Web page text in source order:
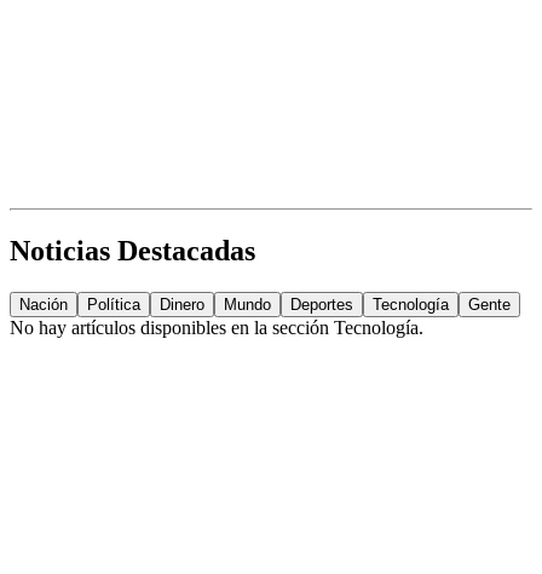
Noticias Destacadas
Nación Política Dinero Mundo Deportes Tecnología Gente
No hay artículos disponibles en la sección Tecnología.